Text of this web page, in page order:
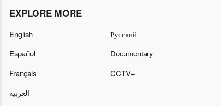
EXPLORE MORE
English
Español
Français
العربية
Русский
Documentary
CCTV+